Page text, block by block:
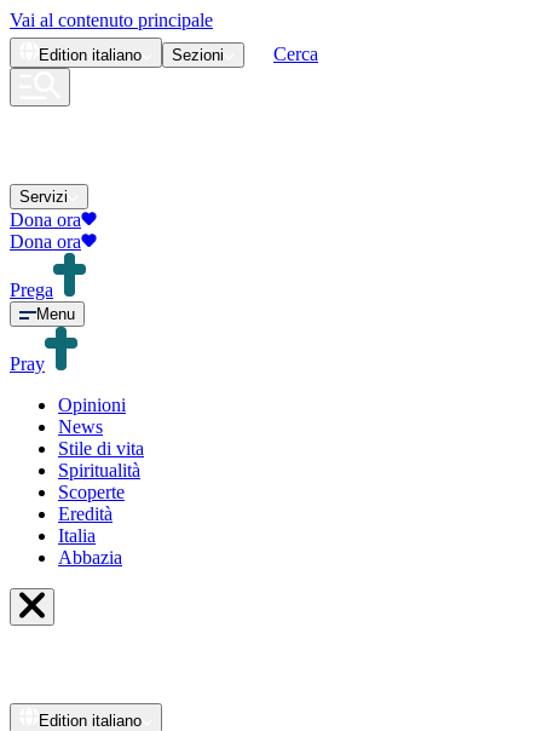
Vai al contenuto principale
Edition italiano Sezioni Cerca
Servizi
Dona ora
Dona ora
Prega
Menu
Pray
Opinioni
News
Stile di vita
Spiritualità
Scoperte
Eredità
Italia
Abbazia
Edition italiano